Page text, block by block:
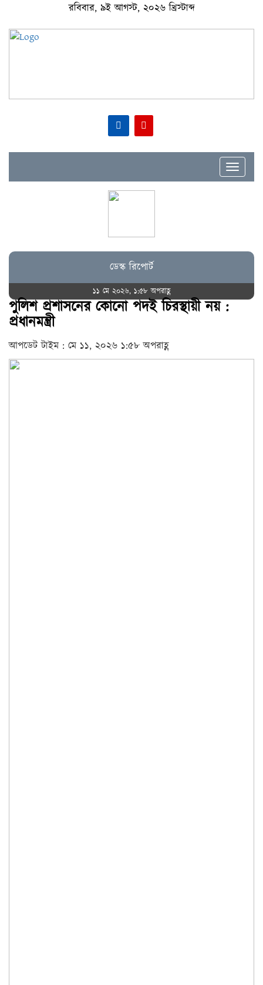
রবিবার, ৯ই আগস্ট, ২০২৬ খ্রিস্টাব্দ
Toggle
ডেস্ক রিপোর্ট
১১ মে ২০২৬, ১:৫৮ অপরাহ্ণ
পুলিশ প্রশাসনের কোনো পদই চিরস্থায়ী নয় :
প্রধানমন্ত্রী
আপডেট টাইম : মে ১১, ২০২৬ ১:৫৮ অপরাহ্ণ